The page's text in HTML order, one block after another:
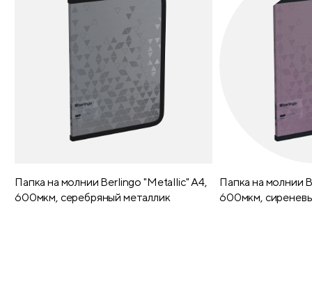
Папка на молнии Berlingo "Metallic" А4,
600мкм, серебряный металлик
Папка на молнии
600мкм,